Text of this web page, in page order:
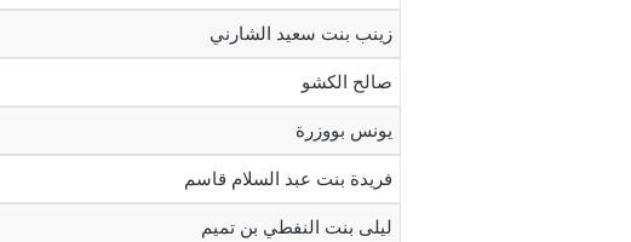
زينب بنت سعيد الشارني
صالح الكشو
يونس بووزرة
فريدة بنت عبد السلام قاسم
ليلى بنت النفطي بن تميم